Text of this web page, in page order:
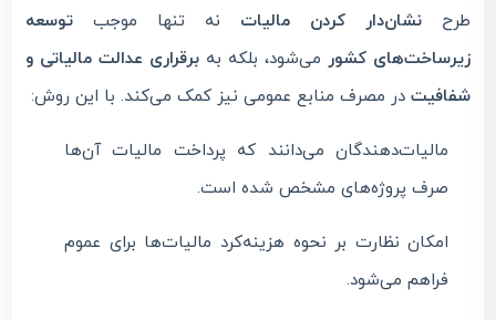
طرح نشان‌دار کردن مالیات نه تنها موجبتوسعه
زیرساخت‌های کشور می‌شود، بلکه بهبرقراری عدالت مالیاتی و
شفافیتدر مصرف منابع عمومی نیز کمک می‌کند. با این روش:
مالیات‌دهندگان می‌دانند که پرداخت مالیات آن‌ها
صرف پروژه‌های مشخص شده است.
امکان نظارت بر نحوه هزینه‌کرد مالیات‌ها برای عموم
فراهم می‌شود.